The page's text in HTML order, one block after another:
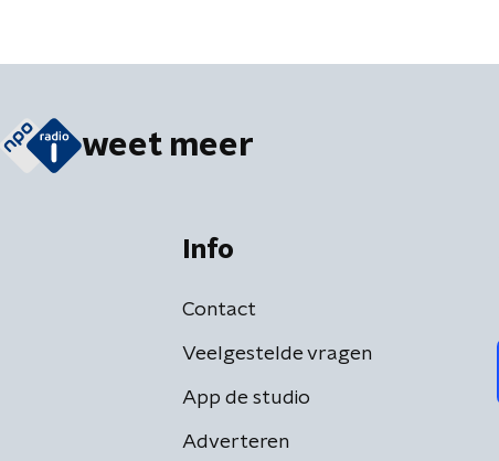
weet meer
Info
Contact
Veelgestelde vragen
App de studio
Adverteren